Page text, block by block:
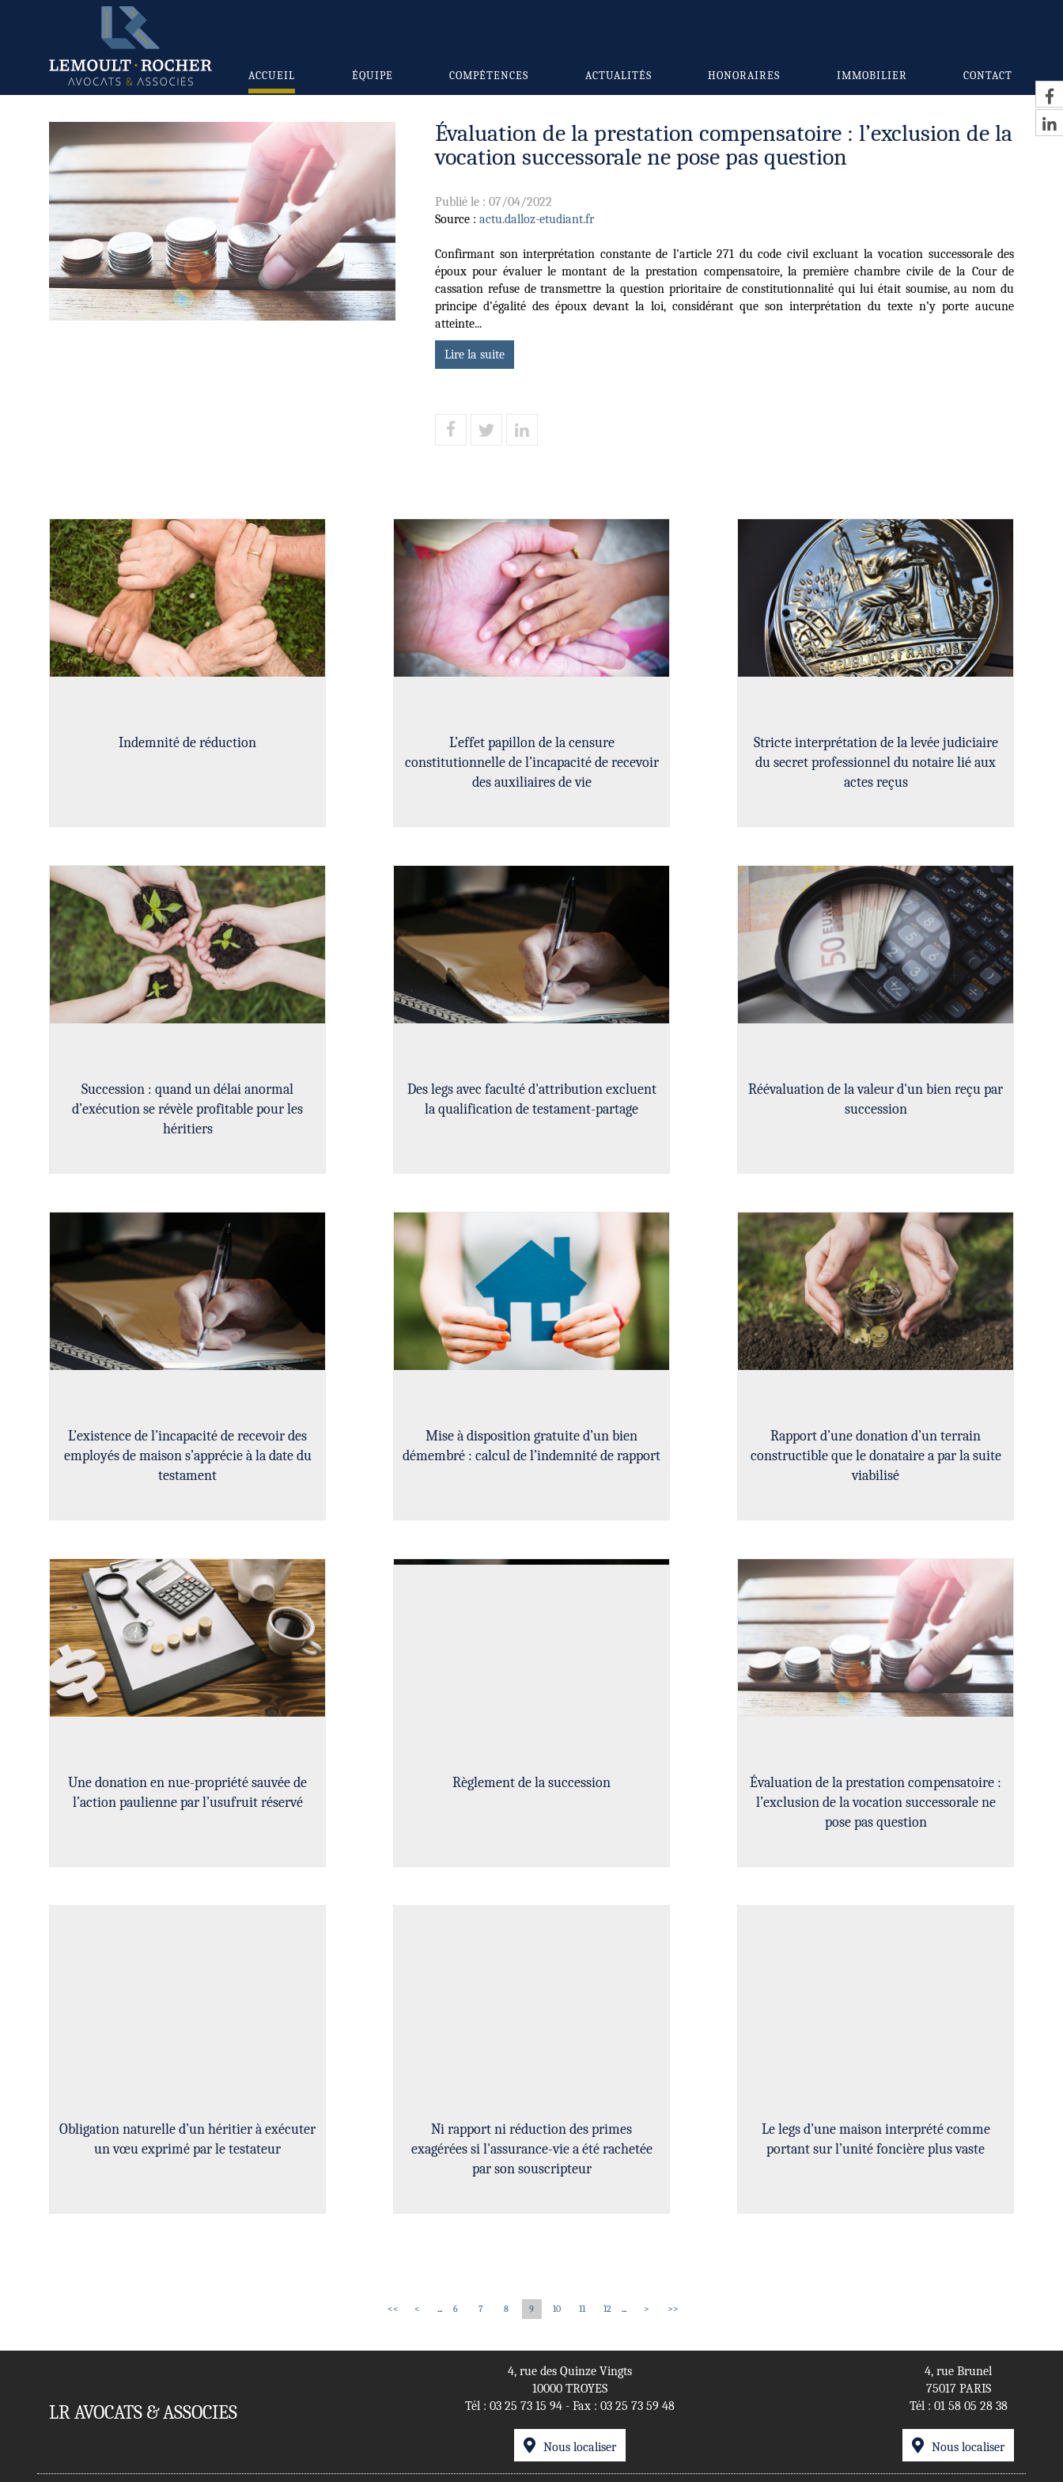
ACCUEIL ÉQUIPE COMPÉTENCES ACTUALITÉS HONORAIRES IMMOBILIER CONTACT
Évaluation de la prestation compensatoire : l’exclusion de la
vocation successorale ne pose pas question
Publié le : 07/04/2022
Source : actu.dalloz-etudiant.fr
Confirmant son interprétation constante de l’article 271 du code civil excluant la vocation successorale des
époux pour évaluer le montant de la prestation compensatoire, la première chambre civile de la Cour de
cassation refuse de transmettre la question prioritaire de constitutionnalité qui lui était soumise, au nom du
principe d’égalité des époux devant la loi, considérant que son interprétation du texte n’y porte aucune
atteinte...
Lire la suite
Indemnité de réduction
L’effet papillon de la censure
constitutionnelle de l’incapacité de recevoir
des auxiliaires de vie
Stricte interprétation de la levée judiciaire
du secret professionnel du notaire lié aux
actes reçus
Succession : quand un délai anormal
d’exécution se révèle profitable pour les
héritiers
Des legs avec faculté d'attribution excluent
la qualification de testament-partage
Réévaluation de la valeur d'un bien reçu par
succession
L’existence de l’incapacité de recevoir des
employés de maison s’apprécie à la date du
testament
Mise à disposition gratuite d’un bien
démembré : calcul de l’indemnité de rapport
Rapport d’une donation d’un terrain
constructible que le donataire a par la suite
viabilisé
Une donation en nue-propriété sauvée de
l’action paulienne par l’usufruit réservé
Règlement de la succession
Évaluation de la prestation compensatoire :
l’exclusion de la vocation successorale ne
pose pas question
Obligation naturelle d’un héritier à exécuter
un vœu exprimé par le testateur
Ni rapport ni réduction des primes
exagérées si l'assurance-vie a été rachetée
par son souscripteur
Le legs d’une maison interprété comme
portant sur l’unité foncière plus vaste
<< < ... 6 7 8 9 10 11 12 ... > >>
LR AVOCATS & ASSOCIES
4, rue des Quinze Vingts
10000 TROYES
Tél : 03 25 73 15 94 - Fax : 03 25 73 59 48
Nous localiser
4, rue Brunel
75017 PARIS
Tél : 01 58 05 28 38
Nous localiser